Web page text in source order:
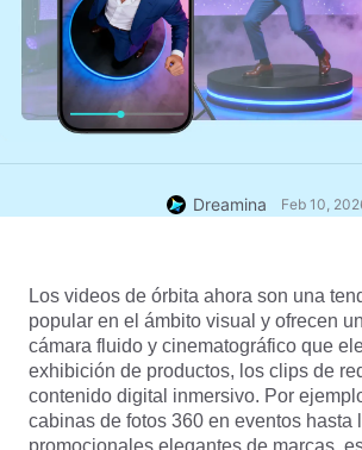
Dreamina Feb 10,
Los videos de órbita ahora son una
popular en el ámbito visual y ofrecen
cámara fluido y cinematográfico que
exhibición de productos, los clips de
contenido digital inmersivo. Por
cabinas de fotos 360 en eventos hasta
promocionales elegantes de marcas,